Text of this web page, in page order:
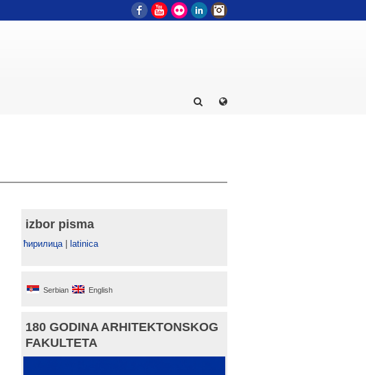
FacebookYouTube
Flickr LinkedIn
izbor pisma
ћирилица| latinica
Serbian English
180 GODINA ARHITEKTONSKOG
FAKULTETA